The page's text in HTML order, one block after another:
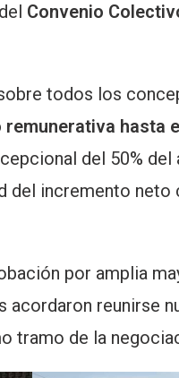
Convenio
todos los
remunerativa hasta
del 50% del
del incremento neto
por amplia
acordaron reunirse
tramo de la